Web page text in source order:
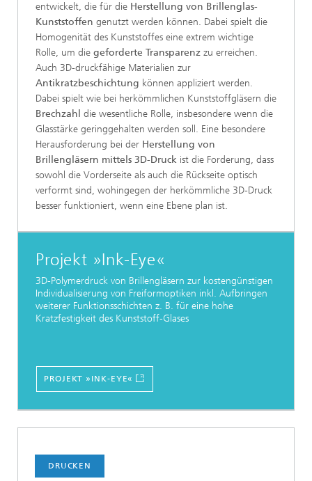
entwickelt, die für die Herstellung von Brillenglas-
Kunststoffen genutzt werden können. Dabei spielt die
Homogenität des Kunststoffes eine extrem wichtige
Rolle, um die geforderte Transparenz zu erreichen.
Auch 3D-druckfähige Materialien zur
Antikratzbeschichtung können appliziert werden.
Dabei spielt wie bei herkömmlichen Kunststoffgläsern die
Brechzahl die wesentliche Rolle, insbesondere wenn die
Glasstärke geringgehalten werden soll. Eine besondere
Herausforderung bei der Herstellung von
Brillengläsern mittels 3D-Druck ist die Forderung, dass
sowohl die Vorderseite als auch die Rückseite optisch
verformt sind, wohingegen der herkömmliche 3D-Druck
besser funktioniert, wenn eine Ebene plan ist.
Projekt »Ink-Eye«
3D-Polymerdruck von Brillengläsern zur kostengünstigen
Individualisierung von Freiformoptiken inkl. Aufbringen
weiterer Funktionsschichten z. B. für eine hohe
Kratzfestigkeit des Kunststoff-Glases
PROJEKT »INK-EYE«
DRUCKEN